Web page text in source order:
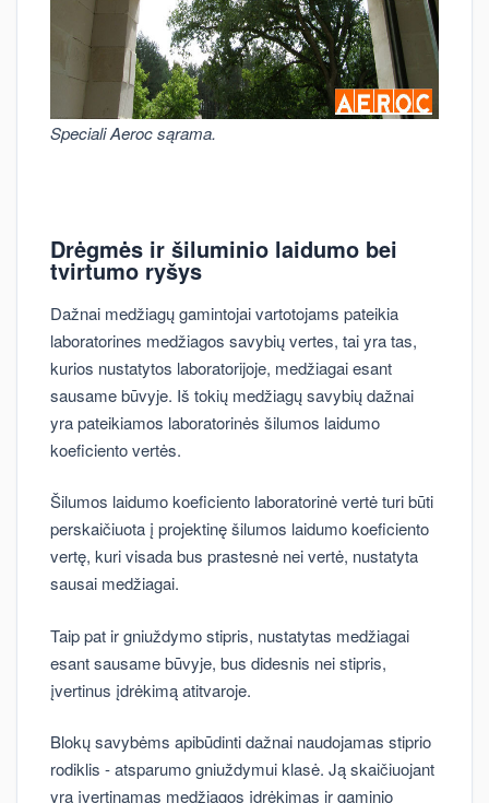
Speciali Aeroc sąrama.
Drėgmės ir šiluminio laidumo bei
tvirtumo ryšys
Dažnai medžiagų gamintojai vartotojams pateikia
laboratorines medžiagos savybių vertes, tai yra tas,
kurios nustatytos laboratorijoje, medžiagai esant
sausame būvyje. Iš tokių medžiagų savybių dažnai
yra pateikiamos laboratorinės šilumos laidumo
koeficiento vertės.
Šilumos laidumo koeficiento laboratorinė vertė turi būti
perskaičiuota į projektinę šilumos laidumo koeficiento
vertę, kuri visada bus prastesnė nei vertė, nustatyta
sausai medžiagai.
Taip pat ir gniuždymo stipris, nustatytas medžiagai
esant sausame būvyje, bus didesnis nei stipris,
įvertinus įdrėkimą atitvaroje.
Blokų savybėms apibūdinti dažnai naudojamas stiprio
rodiklis - atsparumo gniuždymui klasė. Ją skaičiuojant
yra įvertinamas medžiagos įdrėkimas ir gaminio